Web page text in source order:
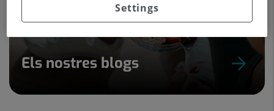
Els nostres blogs
Settings